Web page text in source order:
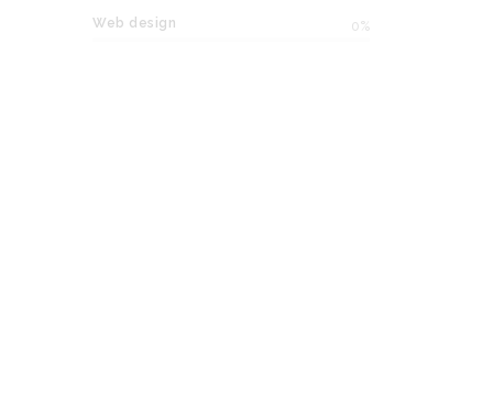
Web design 0%